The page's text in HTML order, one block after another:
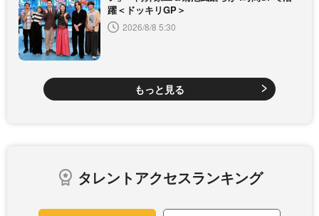
躍＜ドッキリGP＞
2026/8/8 5:30
もっと見る
タレントアクセスランキング